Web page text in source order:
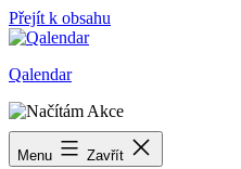
Přejít k obsahu
Qalendar
Menu Zavřít
« Všechny Akce